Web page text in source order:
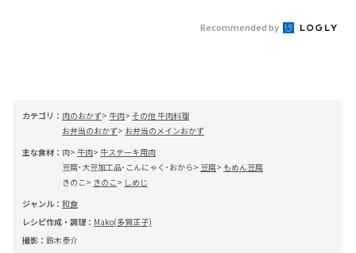
Recommended by
カテゴリ： 肉のおかず 牛肉 その他 牛肉料理
お弁当のおかず
お弁当のメインおかず
主な食材： 肉 牛肉 牛ステーキ用肉
豆腐･大豆加工品･こんにゃく･おから
豆腐
もめん豆腐
きのこ
きのこ
しめじ
ジャンル： 和食
レシピ作成・調理： Mako(多賀正子)
撮影： 鈴木泰介